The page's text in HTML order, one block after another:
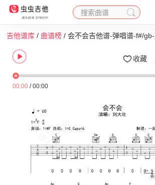
搜索曲谱
吉他谱库 / 曲谱榜 / 会不会吉他谱-弹唱谱-f#/
收藏
00:00 /00:00